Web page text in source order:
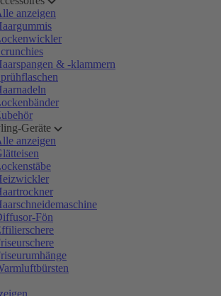
anzeigen
& -klammern
Geräte
anzeigen
Fön